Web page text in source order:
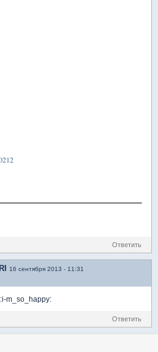
Ответить
16 сентября 2013 - 11:31
Ответить